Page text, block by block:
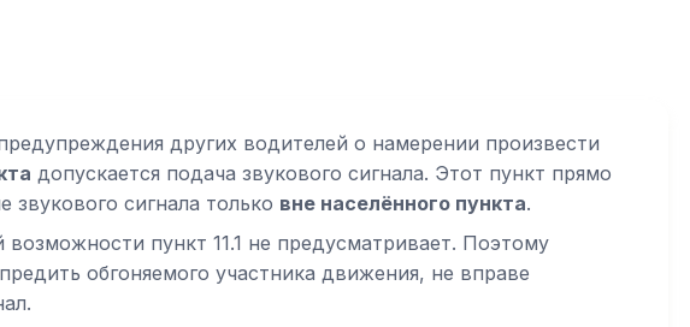
других водителей о намерении произвести
допускается подача звукового сигнала. Этот пункт прямо
звукового сигнала только вне населённого пункта.
возможности пункт 11.1 не предусматривает. Поэтому
обгоняемого участника движения, не вправе